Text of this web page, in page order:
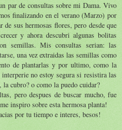
par de consultas sobre mi Dama. Vivo
finalizando en el verano (Marzo) por
sus hermosas flores, pero desde que
y ahora descubri algunas bolitas
semillas. Mis consultas serian: las
una vez extraidas las semillas como
de plantarlas y por ultimo, como la
no estoy segura si resistira las
cubro? o como la puedo cuidar?
pero despues de buscar mucho, fue
inspiro sobre esta hermosa planta!
por tu tiempo e interes, besos!